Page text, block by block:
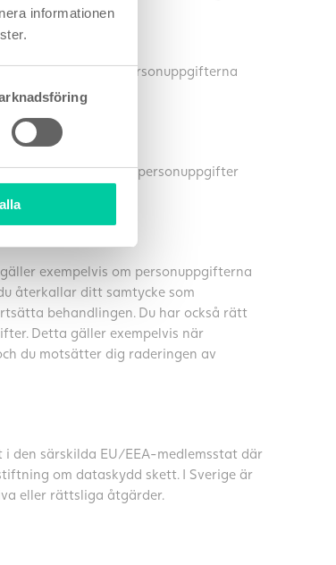
informationen
kan få tillgång till personuppgifterna
att få ofullständiga personuppgifter
exempelvis om personuppgifterna
återkallar ditt samtycke som
behandlingen. Du har också rätt
Detta gäller exempelvis när
du motsätter dig raderingen av
den särskilda EU/EEA-medlemsstat där
om dataskydd skett. I Sverige är
eller rättsliga åtgärder.